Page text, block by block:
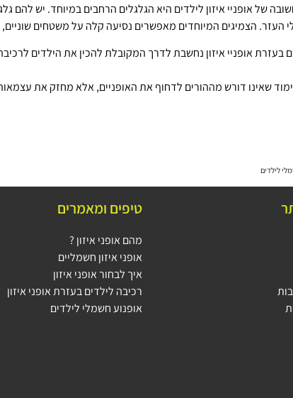
של אופניי איזון לילדים היא הגלגלים הרחבים במיוחד. יש להם
העזר. הצמיגים המיוחדים מאפשרים נסיעה קלה על משטחים
בעזרת אופניי איזון נחשבת לדרך המקובלת להכין את הילדים
שאינו דורש מההורים לדחוף את האופניים, אלא מחזק את
לילדים
טיפים ומאמרים
מהם אופני איזון ?
אופני איזון חשמליים
איך לבחור אופני איזון
רכיבה לילדים בעזרת אופני איזון
אופנוע חשמלי לילדים